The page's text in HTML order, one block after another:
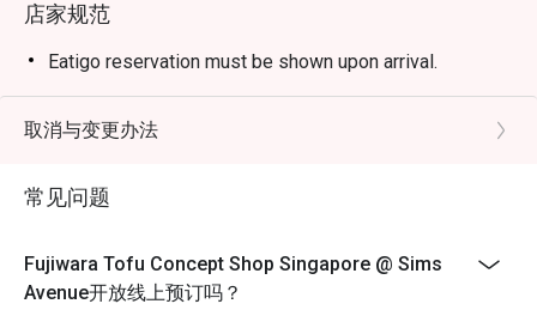
店家规范
Eatigo reservation must be shown upon arrival.
取消与变更办法
常见问题
Fujiwara Tofu Concept Shop Singapore @ Sims
Avenue开放线上预订吗？